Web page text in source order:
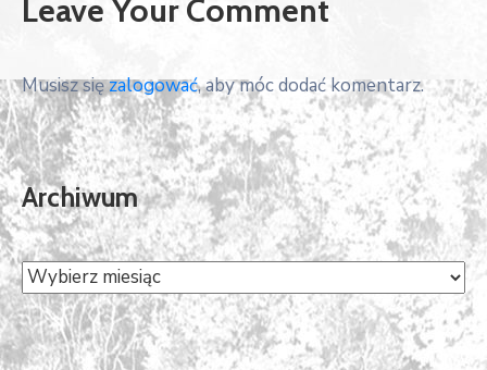
Leave Your Comment
Musisz sięzalogować, aby móc dodać komentarz.
Archiwum